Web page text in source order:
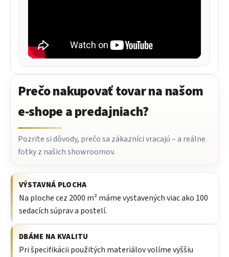
Prečo nakupovať tovar na našom
e-shope a predajniach?
Pozrite si dôvody, prečo sa zákazníci vracajú – a reálne
fotky z našich showroomov.
VÝSTAVNÁ PLOCHA
Na ploche cez 2000 m² máme vystavených viac ako 100
sedacích súprav a postelí.
DBÁME NA KVALITU
Pri špecifikácii použitých materiálov volíme vyššiu